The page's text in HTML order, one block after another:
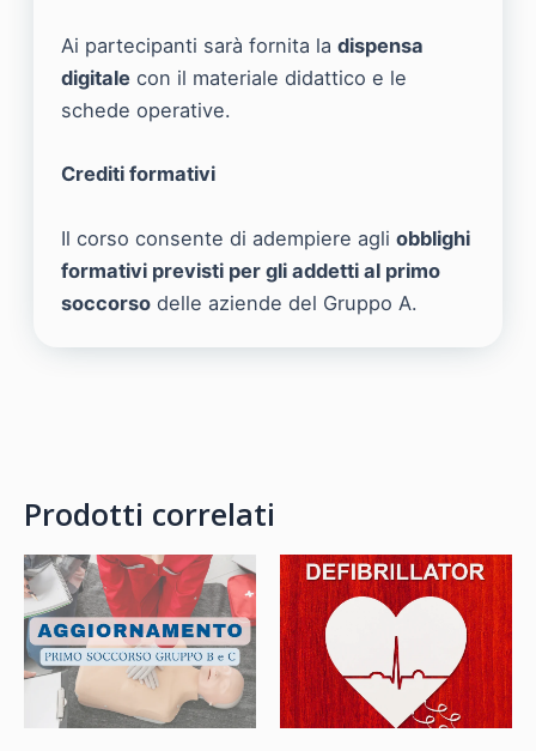
Ai partecipanti sarà fornita la dispensa
digitale con il materiale didattico e le
schede operative.
Crediti formativi
Il corso consente di adempiere agli obblighi
formativi previsti per gli addetti al primo
soccorso delle aziende del Gruppo A.
Prodotti correlati